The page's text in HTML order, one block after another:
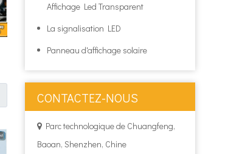
Affichage Led Transparent
La signalisation LED
Panneau d'affichage solaire
CONTACTEZ-NOUS
 Parc technologique de Chuangfeng,
Baoan, Shenzhen, Chine